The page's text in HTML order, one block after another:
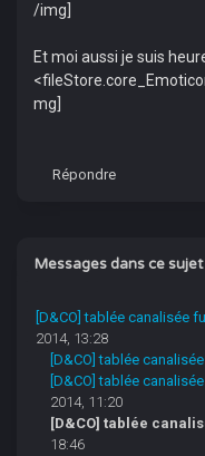
/img]
Et moi aussi je suis
mg]
Répondre
Messages dans ce sujet
[D&CO] tablée canalisée
2014, 13:28
[D&CO] tablée
[D&CO] tablée
2014, 11:20
[D&CO] tablée
18:46